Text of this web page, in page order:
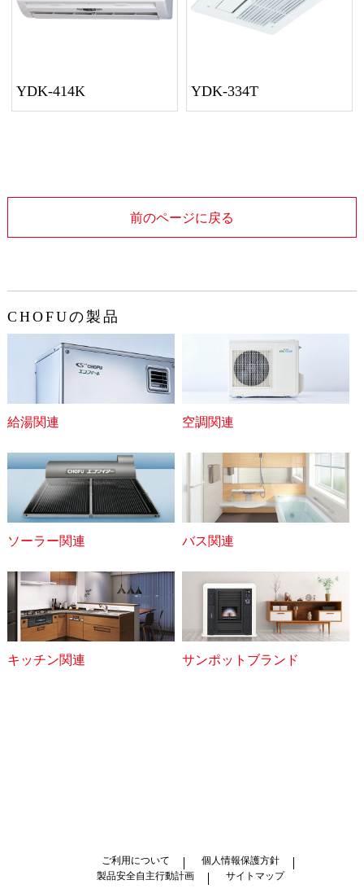
YDK-414K YDK-334T
前のページに戻る
CHOFUの製品
給湯関連 空調関連
ソーラー関連 バス関連
キッチン関連 サンポットブランド
ご利用について
個人情報保護方針
製品安全自主行動計画
サイトマップ